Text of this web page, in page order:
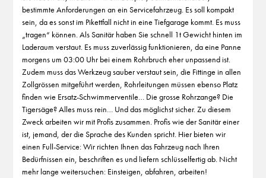
bestimmte Anforderungen an ein Servicefahrzeug. Es soll kompakt
sein, da es sonst im Pikettfall nicht in eine Tiefgarage kommt. Es muss
„tragen“ können. Als Sanitär haben Sie schnell 1t Gewicht hinten im
Laderaum verstaut. Es muss zuverlässig funktionieren, da eine Panne
morgens um 03:00 Uhr bei einem Rohrbruch eher unpassend ist.
Zudem muss das Werkzeug sauber verstaut sein, die Fittinge in allen
Zollgrössen mitgeführt werden, Rohrleitungen müssen ebenso Platz
finden wie Ersatz-Schwimmerventile… Die grosse Rohrzange? Die
Tigersäge? Alles muss rein… Und das möglichst sicher. Zu diesem
Zweck arbeiten wir mit Profis zusammen. Profis wie der Sanitär einer
ist, jemand, der die Sprache des Kunden spricht. Hier bieten wir
einen Full-Service: Wir richten Ihnen das Fahrzeug nach Ihren
Bedürfnissen ein, beschriften es und liefern schlüsselfertig ab. Nicht
mehr lange weitersuchen: Einsteigen, abfahren, arbeiten!